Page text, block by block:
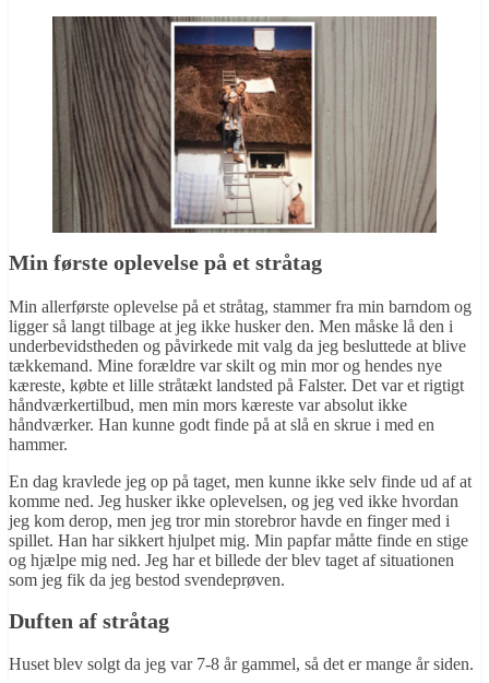
Min første oplevelse på et stråtag
Min allerførste oplevelse på et stråtag, stammer fra min barndom og
ligger så langt tilbage at jeg ikke husker den. Men måske lå den i
underbevidstheden og påvirkede mit valg da jeg besluttede at blive
tækkemand. Mine forældre var skilt og min mor og hendes nye
kæreste, købte et lille stråtækt landsted på Falster. Det var et rigtigt
håndværkertilbud, men min mors kæreste var absolut ikke
håndværker. Han kunne godt finde på at slå en skrue i med en
hammer.
En dag kravlede jeg op på taget, men kunne ikke selv finde ud af at
komme ned. Jeg husker ikke oplevelsen, og jeg ved ikke hvordan
jeg kom derop, men jeg tror min storebror havde en finger med i
spillet. Han har sikkert hjulpet mig. Min papfar måtte finde en stige
og hjælpe mig ned. Jeg har et billede der blev taget af situationen
som jeg fik da jeg bestod svendeprøven.
Duften af stråtag
Huset blev solgt da jeg var 7-8 år gammel, så det er mange år siden.